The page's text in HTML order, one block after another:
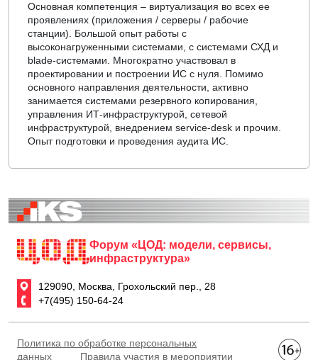
Основная компетенция – виртуализация во всех ее
проявлениях (приложения / серверы / рабочие
станции). Большой опыт работы с
высоконагруженными системами, с системами СХД и
blade-системами. Многократно участвовал в
проектировании и построении ИС с нуля. Помимо
основного направления деятельности, активно
занимается системами резервного копирования,
управления ИТ-инфраструктурой, сетевой
инфраструктурой, внедрением service-desk и прочим.
Опыт подготовки и проведения аудита ИС.
Форум «ЦОД: модели, сервисы,
инфраструктура»
129090, Москва, Грохольский пер., 28
+7(495) 150-64-24
Политика по обработке персональных
данных
Правила участия в мероприятии